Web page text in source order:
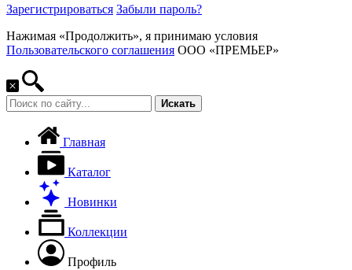
Зарегистрироваться Забыли пароль?
Нажимая «Продолжить», я принимаю условия
Пользовательского соглашения ООО «ПРЕМЬЕР»
Искать
Главная
Каталог
Новинки
Коллекции
Профиль